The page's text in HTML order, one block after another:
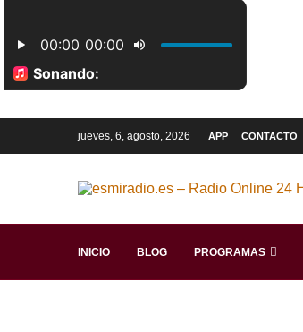
jueves, 6, agosto, 2026 APP CONTACTO
INICIO BLOG PROGRAMAS